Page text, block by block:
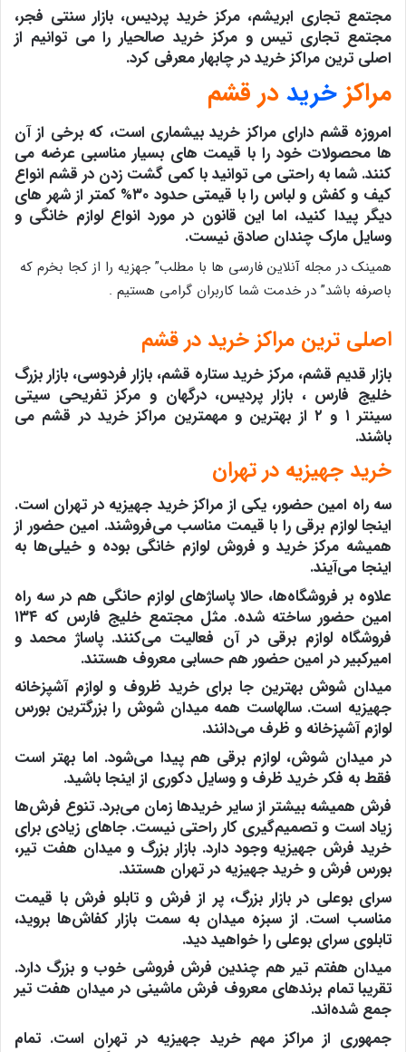
مجتمع تجاری ابریشم، مرکز خرید پردیس، بازار سنتی فجر،
مجتمع تجاری تیس و مرکز خرید صالحیار را می توانیم از
اصلی ترین مراکز خرید در چابهار معرفی کرد.
مراکز خریددر قشم
امروزه قشم دارای مراکز خرید بیشماری است، که برخی از آن
ها محصولات خود را با قیمت های بسیار مناسبی عرضه می
کنند. شما به راحتی می توانید با کمی گشت زدن در قشم انواع
کیف و کفش و لباس را با قیمتی حدود ۳۰% کمتر از شهر های
دیگر پیدا کنید، اما این قانون در مورد انواع لوازم خانگی و
وسایل مارک چندان صادق نیست.
همینک در مجله آنلاین فارسی ها با مطلب” جهزیه را از کجا بخرم که
باصرفه باشد” در خدمت شما کاربران گرامی هستیم .
اصلی ترین مراکز خرید در قشم
بازار قدیم قشم، مرکز خرید ستاره قشم، بازار فردوسی، بازار بزرگ
خلیج فارس ، بازار پردیس، درگهان و مرکز تفریحی سیتی
سینتر ۱ و ۲ از بهترین و مهمترین مراکز خرید در قشم می
باشند.
خرید جهیزیه در تهران
سه‌ راه امین حضور، یکی از مراکز خرید جهیزیه در تهران است.
اینجا لوازم برقی را با قیمت مناسب می‌فروشند. امین حضور از
همیشه مرکز خرید و فروش لوازم خانگی بوده و خیلی‌ها به
اینجا می‌آیند.
علاوه بر فروشگاه‌ها، حالا پاساژهای لوازم حانگی هم در سه راه
امین حضور ساخته شده. مثل مجتمع خلیج فارس که ۱۳۴
فروشگاه لوازم برقی در آن فعالیت می‌کنند. پاساژ محمد و
امیرکبیر در امین حضور هم حسابی معروف هستند.
میدان شوش بهترین جا برای خرید ظروف و لوازم آشپزخانه
جهیزیه است. سالهاست همه میدان شوش را بزرگترین بورس
لوازم آشپزخانه و ظرف می‌دانند.
در میدان شوش، لوازم برقی هم پیدا می‌شود. اما بهتر است
فقط به فکر خرید ظرف و وسایل دکوری از اینجا باشید.
فرش همیشه بیشتر از سایر خریدها زمان می‌برد. تنوع فرش‌ها
زیاد است و تصمیم‌گیری کار راحتی نیست. جاهای زیادی برای
خرید فرش جهیزیه وجود دارد. بازار بزرگ و میدان هفت تیر،
بورس فرش و خرید جهیزیه در تهران هستند.
سرای بوعلی در بازار بزرگ، پر از فرش و تابلو فرش با قیمت
مناسب است. از سبزه میدان به سمت بازار کفاش‌ها بروید،
تابلوی سرای بوعلی را خواهید دید.
میدان هفتم تیر هم چندین فرش فروشی خوب و بزرگ دارد.
تقریبا تمام برندهای معروف فرش ماشینی در میدان هفت تیر
جمع شده‌اند.
جمهوری از مراکز مهم خرید جهیزیه در تهران است. تمام